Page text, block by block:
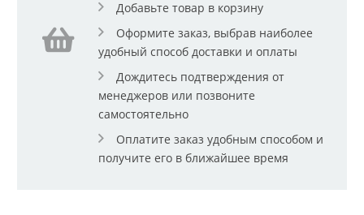
Добавьте товар в корзину
Оформите заказ, выбрав наиболее
удобный способ доставки и оплаты
Дождитесь подтверждения от
менеджеров или позвоните
самостоятельно
Оплатите заказ удобным способом и
получите его в ближайшее время